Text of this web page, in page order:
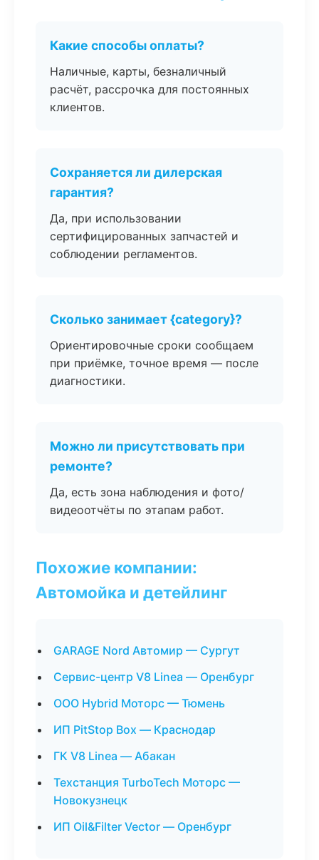
Какие способы оплаты?
Наличные, карты, безналичный
расчёт, рассрочка для постоянных
клиентов.
Сохраняется ли дилерская
гарантия?
Да, при использовании
сертифицированных запчастей и
соблюдении регламентов.
Сколько занимает {category}?
Ориентировочные сроки сообщаем
при приёмке, точное время — после
диагностики.
Можно ли присутствовать при
ремонте?
Да, есть зона наблюдения и фото/
видеоотчёты по этапам работ.
Похожие компании:
Автомойка и детейлинг
GARAGE Nord Автомир — Сургут
Сервис-центр V8 Linea — Оренбург
ООО Hybrid Моторс — Тюмень
ИП PitStop Box — Краснодар
ГК V8 Linea — Абакан
Техстанция TurboTech Моторс —
Новокузнецк
ИП Oil&Filter Vector — Оренбург